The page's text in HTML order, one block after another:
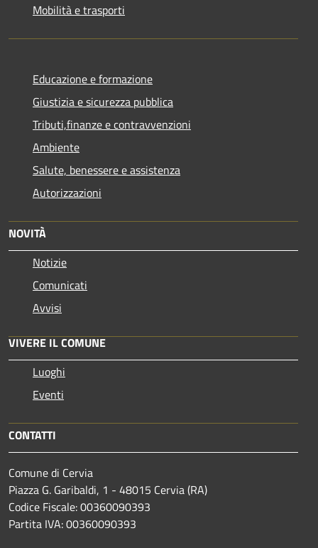
Mobilità e trasporti
Educazione e formazione
Giustizia e sicurezza pubblica
Tributi,finanze e contravvenzioni
Ambiente
Salute, benessere e assistenza
Autorizzazioni
NOVITÀ
Notizie
Comunicati
Avvisi
VIVERE IL COMUNE
Luoghi
Eventi
CONTATTI
Comune di Cervia
Piazza G. Garibaldi, 1 - 48015 Cervia (RA)
Codice Fiscale: 00360090393
Partita IVA: 00360090393